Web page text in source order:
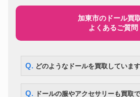
イデン SD 真紅
ドール
スーパードルフィー SDエリ
ライン 血盟騎士団 甲冑 フル
ット
カちゃんハウス 少女漫画家 牧
加東市のドール買
よくあるご質問
Q. どのようなドールを買取していま
Q. ドールの服やアクセサリーも買取